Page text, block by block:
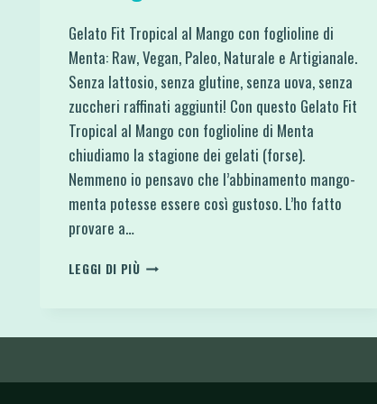
Gelato Fit Tropical al Mango con foglioline di
Menta: Raw, Vegan, Paleo, Naturale e Artigianale.
Senza lattosio, senza glutine, senza uova, senza
zuccheri raffinati aggiunti! Con questo Gelato Fit
Tropical al Mango con foglioline di Menta
chiudiamo la stagione dei gelati (forse).
Nemmeno io pensavo che l’abbinamento mango-
menta potesse essere così gustoso. L’ho fatto
provare a…
LEGGI DI PIÙGELATO
MANGO